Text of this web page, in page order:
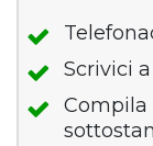
Scrivici a
Compila